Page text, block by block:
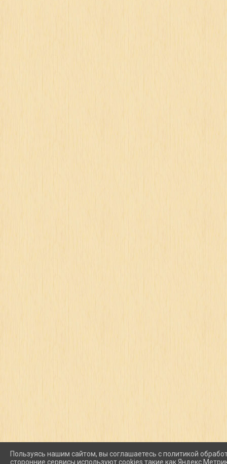
Пользуясь нашим сайтом, вы соглашаетесь с политикой
сторонние сервисы используют cookies такие как Яндекс